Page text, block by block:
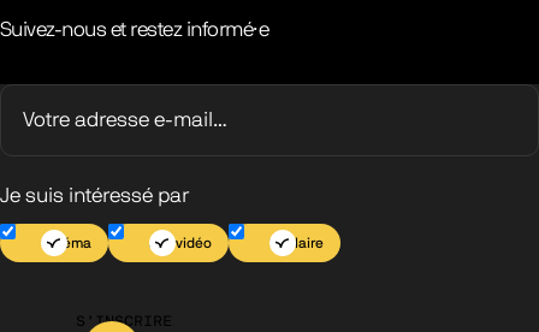
Suivez-nous et restez informé·e
Je suis intéressé par
Cinéma Jeu vidéo Scolaire
S’INSCRIRE